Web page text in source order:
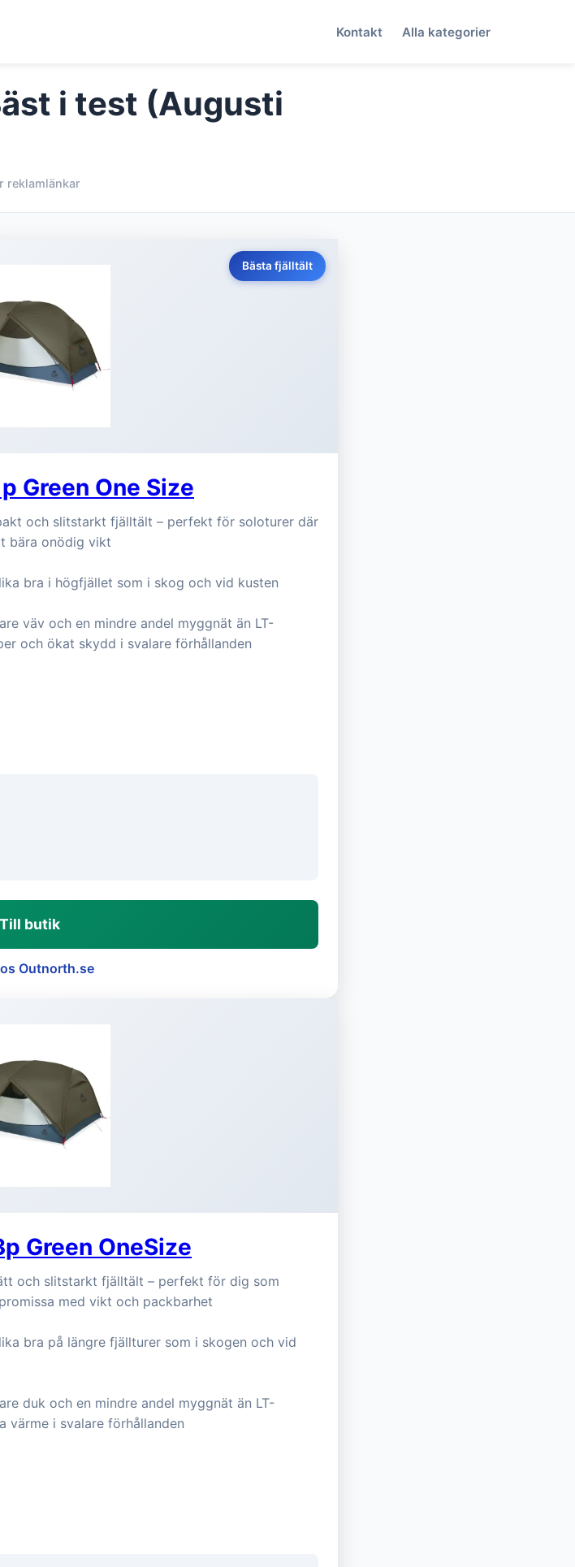
Kontakt Alla kategorier
i test (Augusti
reklamlänkar
Bästa fjälltält
Green One Size
och slitstarkt fjälltält – perfekt för soloturer där
bära onödig vikt
bra i högfjället som i skog och vid kusten
väv och en mindre andel myggnät än LT-
och ökat skydd i svalare förhållanden
Till butik
Outnorth.se
Green OneSize
och slitstarkt fjälltält – perfekt för dig som
med vikt och packbarhet
bra på längre fjällturer som i skogen och vid
duk och en mindre andel myggnät än LT-
värme i svalare förhållanden